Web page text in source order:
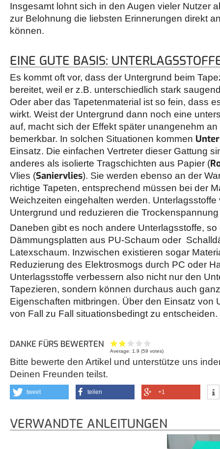
Insgesamt lohnt sich in den Augen vieler Nutzer
zur Belohnung die liebsten Erinnerungen direkt
können.
EINE GUTE BASIS:
Es kommt oft vor, dass der Untergrund beim
bereitet, weil er z.B. unterschiedlich stark
Oder aber das Tapetenmaterial ist so fein, dass
wirkt. Weist der Untergrund dann noch eine
auf, macht sich der Effekt später unangenehm
bemerkbar. In solchen Situationen kommen
Einsatz. Die einfachen Vertreter dieser Gattung
anderes als isolierte Tragschichten aus Papier (
Vlies (Saniervlies). Sie werden ebenso an der
richtige Tapeten, entsprechend müssen bei der
Weichzeiten eingehalten werden.
Untergrund und reduzieren die
Daneben gibt es noch andere Unterlagsstoffe, so
Dämmungsplatten aus PU-Schaum oder
Latexschaum. Inzwischen existieren sogar
Reduzierung des Elektrosmogs durch PC oder
Unterlagsstoffe verbessern also nicht nur den
Tapezieren, sondern können durchaus auch
Eigenschaften mitbringen. Über den Einsatz von
von Fall zu Fall situationsbedingt zu entscheiden.
DANKE FÜRS BEWERTEN
Average:1.9 (59 votes)
Bitte bewerte den Artikel und unterstütze uns
Deinen Freunden teilst.
tweet teilen +1
VERWANDTE ANLEITUNGEN